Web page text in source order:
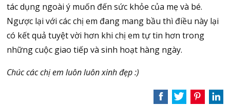
tác dụng ngoài ý muốn đến sức khỏe của mẹ và bé.
Ngược lại với các chị em đang mang bầu thì điều này lại
có kết quả tuyệt vời hơn khi chị em tự tin hơn trong
những cuộc giao tiếp và sinh hoạt hàng ngày.
Chúc các chị em luôn luôn xinh đẹp :)